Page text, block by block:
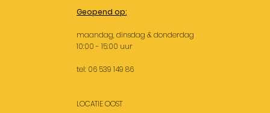
Geopend op:
maandag, dinsdag & donderdag
10:00 - 15:00 uur
tel: 06 539 149 86
LOCATIE OOST